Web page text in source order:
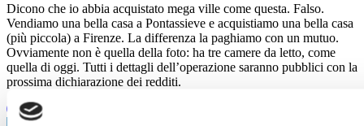
Dicono che io abbia acquistato mega ville come questa. Falso.
Vendiamo una bella casa a Pontassieve e acquistiamo una bella casa
(più piccola) a Firenze. La differenza la paghiamo con un mutuo.
Ovviamente non è quella della foto: ha tre camere da letto, come
quella di oggi. Tutti i dettagli dell’operazione saranno pubblici con la
prossima dichiarazione dei redditi.